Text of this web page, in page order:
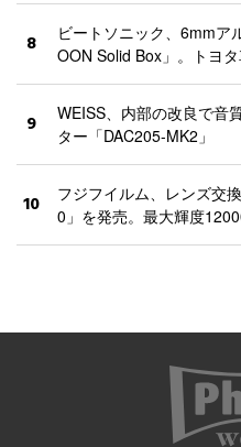
8
ビートソニック、6mmア
OON Solid Box」。トヨ
9
WEISS、内部の改良で音
ター「DAC205-MK2」
10
フジフイルム、レンズ交
0」を発売。最大輝度